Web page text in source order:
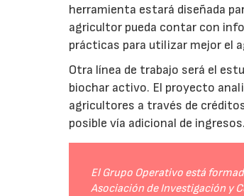
herramienta estará diseñada
agricultor pueda contar con
prácticas para utilizar mejor el
Otra línea de trabajo será el
biochar activo. El proyecto
agricultores a través de
posible vía adicional de ingresos.
El Grupo Operativo está
Asociación de Investigación y